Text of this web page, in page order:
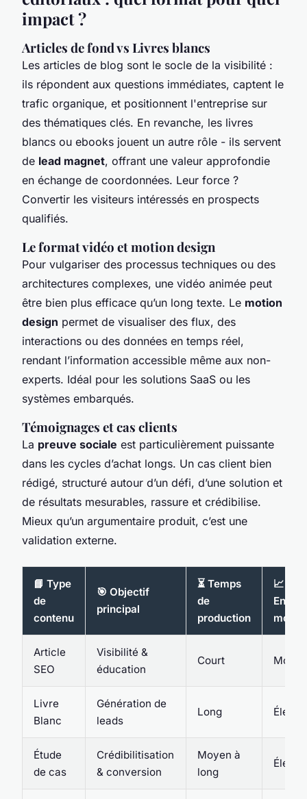
impact ?
Articles de fond vs Livres blancs
Les articles de blog sont le socle de la visibilité :
ils répondent aux questions immédiates, captent le
trafic organique, et positionnent l'entreprise sur
des thématiques clés. En revanche, les livres
blancs ou ebooks jouent un autre rôle - ils servent
de lead magnet, offrant une valeur approfondie
en échange de coordonnées. Leur force ?
Convertir les visiteurs intéressés en prospects
qualifiés.
Le format vidéo et motion design
Pour vulgariser des processus techniques ou des
architectures complexes, une vidéo animée peut
être bien plus efficace qu’un long texte. Le motion
design permet de visualiser des flux, des
interactions ou des données en temps réel,
rendant l’information accessible même aux non-
experts. Idéal pour les solutions SaaS ou les
systèmes embarqués.
Témoignages et cas clients
La preuve sociale est particulièrement puissante
dans les cycles d’achat longs. Un cas client bien
rédigé, structuré autour d’un défi, d’une solution et
de résultats mesurables, rassure et crédibilise.
Mieux qu’un argumentaire produit, c’est une
validation externe.
📘 Type
de
contenu
🎯 Objectif
principal
⏳ Temps
de
production
📈
moyen
Article
SEO
Visibilité &
éducation
Court Moyen
Livre
Blanc
Génération de
leads
Long Élevé
Étude
de cas
Crédibilitisation
& conversion
Moyen à
long
Élevé